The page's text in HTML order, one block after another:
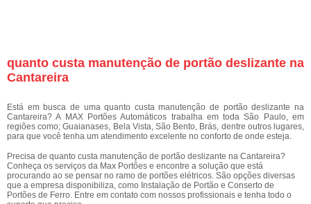
quanto custa manutenção de portão deslizante na
Cantareira
Está em busca de uma quanto custa manutenção de portão deslizante na
Cantareira? A MAX Portões Automáticos trabalha em toda São Paulo, em
regiões como; Guaianases, Bela Vista, São Bento, Brás, dentre outros lugares,
para que você tenha um atendimento excelente no conforto de onde esteja.
Precisa de quanto custa manutenção de portão deslizante na Cantareira?
Conheça os serviços da Max Portões e encontre a solução que está
procurando ao se pensar no ramo de portões elétricos. São opções diversas
que a empresa disponibiliza, como Instalação de Portão e Conserto de
Portões de Ferro. Entre em contato com nossos profissionais e tenha todo o